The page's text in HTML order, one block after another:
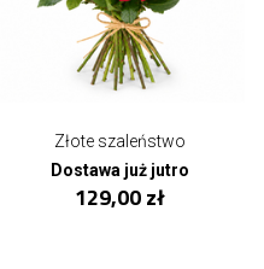
Złote szaleństwo
Dostawa już jutro
129,00 zł